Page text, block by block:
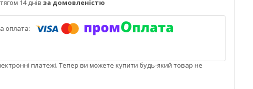
14 днів за домовленістю
платежі. Тепер ви можете купити будь-який товар не